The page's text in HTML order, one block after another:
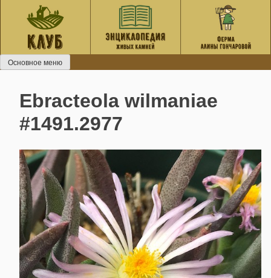
содержанию
Основное меню
Ebracteola wilmaniae
#1491.2977